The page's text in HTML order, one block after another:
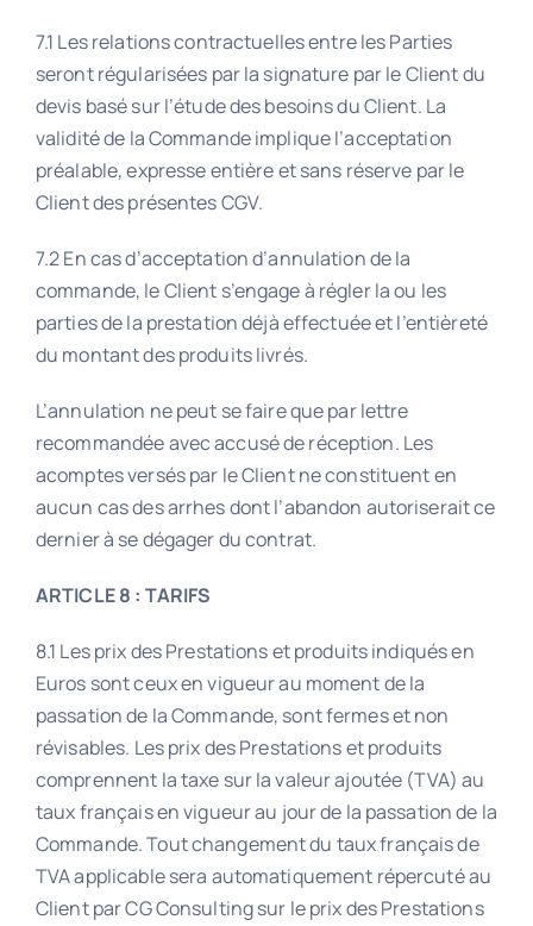
7.1 Les relations contractuelles entre les Parties
seront régularisées par la signature par le Client du
devis basé sur l’étude des besoins du Client. La
validité de la Commande implique l’acceptation
préalable, expresse entière et sans réserve par le
Client des présentes CGV.
7.2 En cas d’acceptation d’annulation de la
commande, le Client s’engage à régler la ou les
parties de la prestation déjà effectuée et l’entièreté
du montant des produits livrés.
L’annulation ne peut se faire que par lettre
recommandée avec accusé de réception. Les
acomptes versés par le Client ne constituent en
aucun cas des arrhes dont l’abandon autoriserait ce
dernier à se dégager du contrat.
ARTICLE 8 : TARIFS
8.1 Les prix des Prestations et produits indiqués en
Euros sont ceux en vigueur au moment de la
passation de la Commande, sont fermes et non
révisables. Les prix des Prestations et produits
comprennent la taxe sur la valeur ajoutée (TVA) au
taux français en vigueur au jour de la passation de la
Commande. Tout changement du taux français de
TVA applicable sera automatiquement répercuté au
Client par CG Consulting sur le prix des Prestations